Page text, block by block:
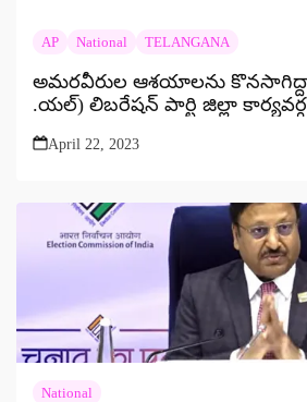
AP National TELANGANA
అమరవీరుల ఆశయాలను
.యల్) లిబరేషన్ పార్టి జిల్లా కార్యవర్గ
April 22, 2023
National